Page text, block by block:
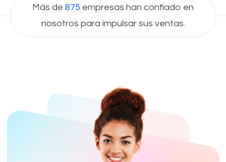
Más de 875 empresas han confiado en
nosotros para impulsar sus ventas.